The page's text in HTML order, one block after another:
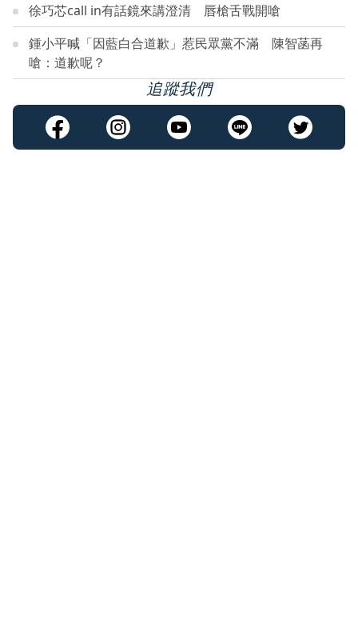
徐巧芯call in有話鏡來講澄清 唇槍舌戰開嗆
鍾小平喊「因藍白合道歉」惹民眾黨不滿 陳智菡再
嗆：道歉呢？
追蹤我們